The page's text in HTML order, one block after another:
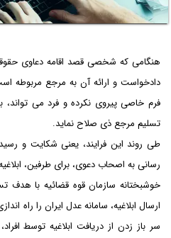
هنگامی که شخصی قصد اقامه دعاوی
دادخواست و ارائه آن به مرجع مربوطه
فرم خاصی پیروی نکرده و فرد می
تسلیم مرجع ذی صلاح نماید.
طی روند این فرایند، یعنی شکایت و
رسانی به اصحاب دعوی، برای طرفین،
خوشبختانه سازمان قوه قضائیه با هدف
ارسال ابلاغیه، سامانه عدل ایران را راه
سر باز زدن از دریافت ابلاغیه توسط